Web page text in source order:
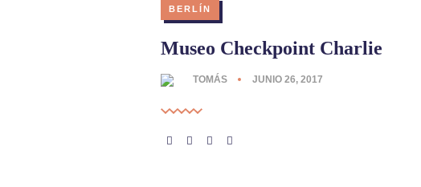
BERLÍN
Museo Checkpoint Charlie
TOMÁS JUNIO 26, 2017